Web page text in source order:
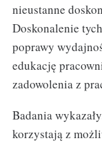
nieustanne
Doskonalenie
poprawy
edukację
zadowolenia z
Badania
korzystają z